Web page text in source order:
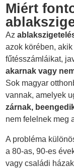
Miért
Az
azok körében,
fűtésszámláikat,
akarnak vagy
Sok magyar
vannak, amelyek
zárnak,
nem felelnek meg
A probléma
a 80-as, 90-es
vagy családi